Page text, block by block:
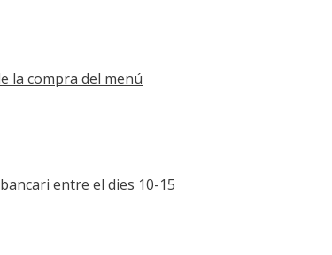
la compra del menú
entre el dies 10-15